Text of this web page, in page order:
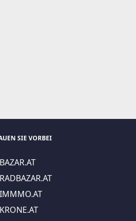
SIE VORBEI
BAZAR.AT
RADBAZAR.AT
IMMMO.AT
KRONE.AT